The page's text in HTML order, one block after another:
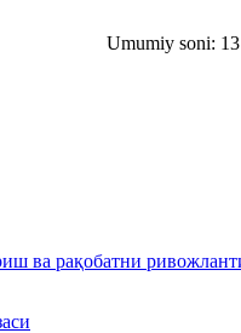
Umumiy soni: 13